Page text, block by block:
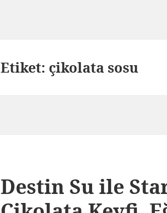
Etiket: çikolata sosu
Destin Su ile